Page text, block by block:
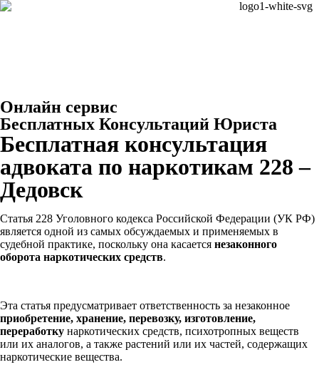
Онлайн сервис
Бесплатных Консультаций Юриста
Бесплатная консультация
адвоката по наркотикам 228 –
Дедовск
Статья 228 Уголовного кодекса Российской Федерации (УК РФ)
является одной из самых обсуждаемых и применяемых в
судебной практике, поскольку она касается незаконного
оборота наркотических средств.
Эта статья предусматривает ответственность за незаконное
приобретение, хранение, перевозку, изготовление,
переработку наркотических средств, психотропных веществ
или их аналогов, а также растений или их частей, содержащих
наркотические вещества.